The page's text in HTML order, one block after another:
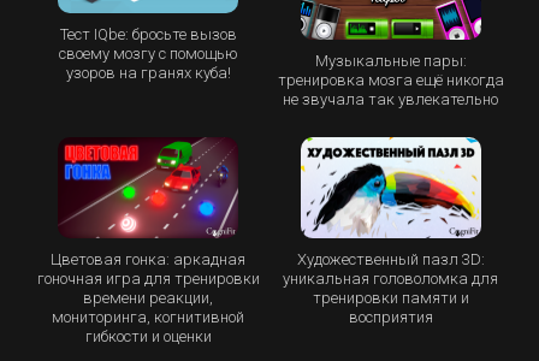
Тест IQbe: бросьте вызов
своему мозгу с помощью
узоров на гранях куба!
Музыкальные пары:
тренировка мозга ещё никогда
не звучала так увлекательно
Цветовая гонка: аркадная
гоночная игра для тренировки
времени реакции,
мониторинга, когнитивной
гибкости и оценки
Художественный пазл 3D:
уникальная головоломка для
тренировки памяти и
восприятия